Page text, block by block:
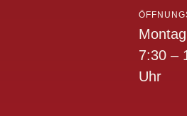
7:30 –
Uhr